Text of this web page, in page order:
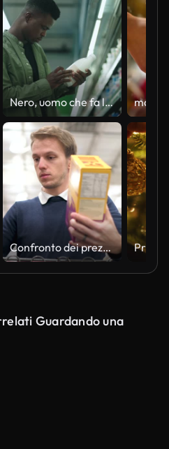
Nero, uomo che fa la spesa, raccoglie prodotti lattiero-caseari e sorride felice al supermercato
Confronto dei prezzi durante la spesa
Guardando una